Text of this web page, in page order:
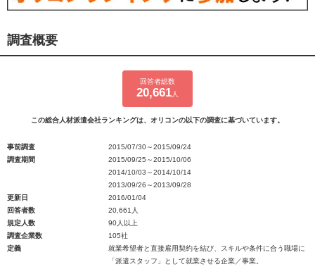
調査概要
回答者総数
20,661 人
この総合人材派遣会社ランキングは、オリコンの以下の調査に基づいています。
事前調査
2015/07/30～2015/09/24
調査期間
2015/09/25～2015/10/06
2014/10/03～2014/10/14
2013/09/26～2013/09/28
更新日
2016/01/04
回答者数
20,661人
規定人数
90人以上
調査企業数
105社
定義
就業希望者と直接雇用契約を結び、スキルや条件に合う職場に
「派遣スタッフ」として就業させる企業／事業。